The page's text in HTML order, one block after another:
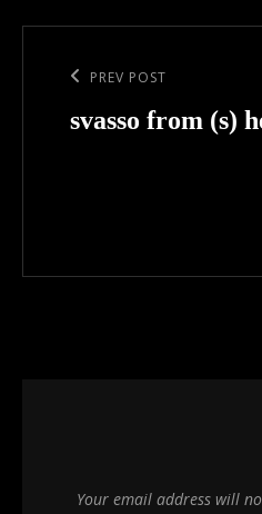
navigation
Previous
Post
PREV POST
svasso from (s)
Your email address will